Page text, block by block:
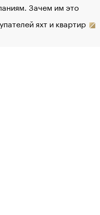
Зачем им это
яхт и квартир